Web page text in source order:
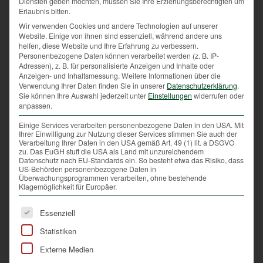
Werte und Verständnis
Erlaubnis bitten.
Wir verwenden Cookies und andere Technologien auf unserer
Website. Einige von ihnen sind essenziell, während andere uns
helfen, diese Website und Ihre Erfahrung zu verbessern.
Personenbezogene Daten können verarbeitet werden (z. B. IP-
Adressen), z. B. für personalisierte Anzeigen und Inhalte oder
Anzeigen- und Inhaltsmessung. Weitere Informationen über die
Verwendung Ihrer Daten finden Sie in unserer Datenschutzerklärung.
Sie können Ihre Auswahl jederzeit unter Einstellungen widerrufen oder
anpassen.
Einige Services verarbeiten personenbezogene Daten in den USA. Mit
Ihrer Einwilligung zur Nutzung dieser Services stimmen Sie auch der
Verarbeitung Ihrer Daten in den USA gemäß Art. 49 (1) lit. a DSGVO
zu. Das EuGH stuft die USA als Land mit unzureichendem
Datenschutz nach EU-Standards ein. So besteht etwa das Risiko, dass
US-Behörden personenbezogene Daten in
Überwachungsprogrammen verarbeiten, ohne bestehende
Klagemöglichkeit für Europäer.
Es folgt eine Liste der Service-Gruppen, für die eine
Essenziell
Statistiken
Externe Medien